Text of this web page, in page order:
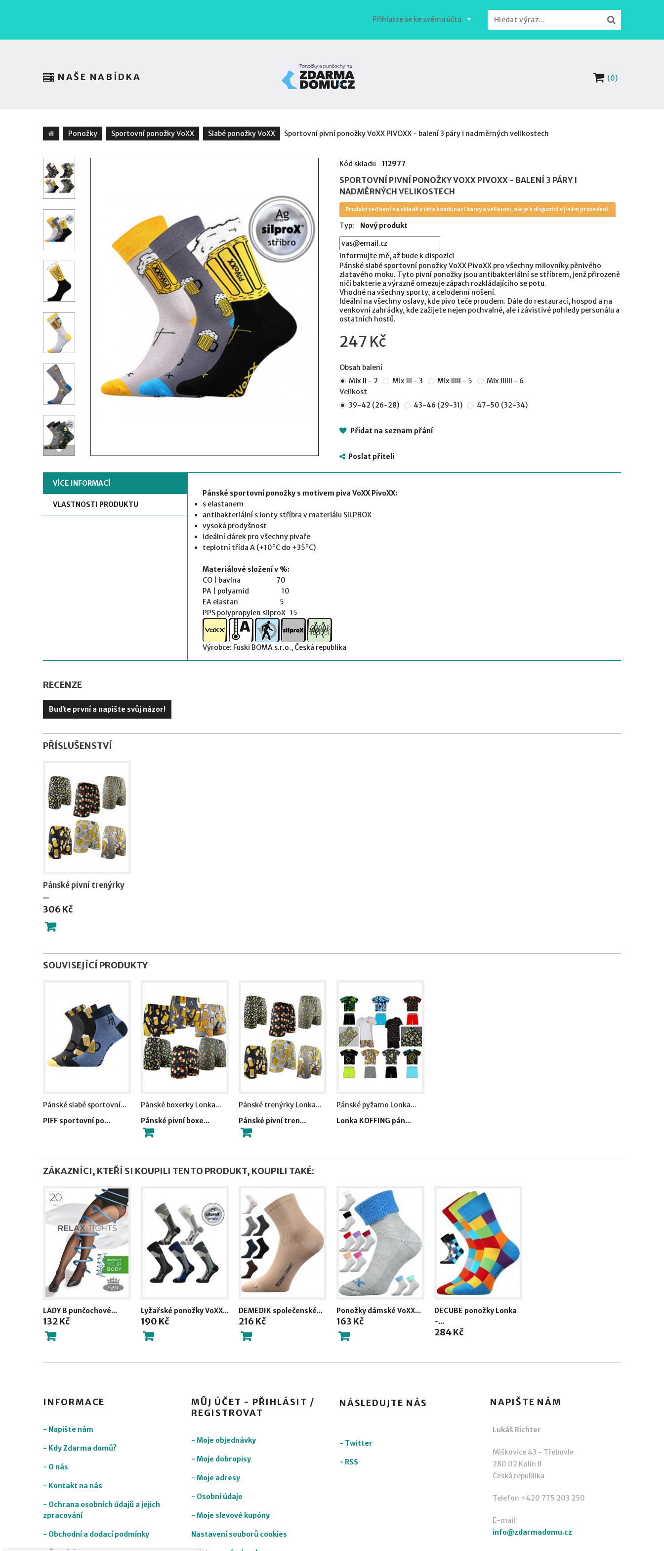
Přihlaste se ke svému účtu
(0)
NAŠE NABÍDKA
Ponožky Sportovní ponožky VoXX Slabé ponožky VoXX Sportovní pivní ponožky VoXX PIVOXX - balení 3 páry i nadměrných velikostech
Kód skladu 112977
SPORTOVNÍ PIVNÍ PONOŽKY VOXX PIVOXX - BALENÍ 3 PÁRY I
NADMĚRNÝCH VELIKOSTECH
Produkt teď není na skladě v této kombinaci barvy a velikosti, ale je k dispozici v jiném provedení.
Typ: Nový produkt
Informujte mě, až bude k dispozici
Pánské slabé sportovní ponožky VoXX PivoXX pro všechny milovníky pěnivého
zlatavého moku. Tyto pivní ponožky jsou antibakteriální se stříbrem, jenž přirozeně
ničí bakterie a výrazně omezuje zápach rozkládajícího se potu.
Vhodné na všechny sporty, a celodenní nošení.
Ideální na všechny oslavy, kde pivo teče proudem. Dále do restaurací, hospod a na
venkovní zahrádky, kde zažijete nejen pochvalné, ale i závistivé pohledy personálu a
ostatních hostů.
247 Kč
Obsah balení
Mix II - 2
Mix III - 3 Mix IIIII - 5
Mix IIIIII - 6
Velikost
39-42 (26-28)
43-46 (29-31) 47-50 (32-34)
Přidat na seznam přání
Poslat příteli
VÍCE INFORMACÍ
VLASTNOSTI PRODUKTU
Pánské sportovní ponožky s motivem piva VoXX PivoXX:
s elastanem
antibakteriální s ionty stříbra v materiálu SILPROX
vysoká prodyšnost
ideální dárek pro všechny pivaře
teplotní třída A (+10°C do +35°C)
Materiálové složení v %:
CO | bavlna 70
PA | polyamid 10
EA elastan 5
PPS polypropylen silproX 15
Výrobce: Fuski BOMA s.r.o., Česká republika
RECENZE
Buďte první a napište svůj názor!
PŘÍSLUŠENSTVÍ
Pánské pivní trenýrky
...
306 Kč
SOUVISEJÍCÍ PRODUKTY
Pánské slabé sportovní...
PIFF sportovní po...
Pánské boxerky Lonka...
Pánské pivní boxe...
Pánské trenýrky Lonka...
Pánské pivní tren...
Pánské pyžamo Lonka...
Lonka KOFFING pán...
ZÁKAZNÍCI, KTEŘÍ SI KOUPILI TENTO PRODUKT, KOUPILI TAKÉ:
LADY B punčochové...
132 Kč
Lyžařské ponožky VoXX...
190 Kč
DEMEDIK společenské...
216 Kč
Ponožky dámské VoXX...
163 Kč
DECUBE ponožky Lonka
-...
284 Kč
INFORMACE
- Napište nám
- Kdy Zdarma domů?
- O nás
- Kontakt na nás
- Ochrana osobních údajů a jejich
zpracování
- Obchodní a dodací podmínky
MŮJ ÚČET - PŘIHLÁSIT /
REGISTROVAT
- Moje objednávky
- Moje dobropisy
- Moje adresy
- Osobní údaje
- Moje slevové kupóny
Nastavení souborů cookies
NÁSLEDUJTE NÁS
- Twitter
- RSS
NAPIŠTE NÁM
Lukáš Richter
Miškovice 43 - Třebovle
280 02 Kolín II
Česká republika
Telefon +420 775 203 250
E-mail:
info@zdarmadomu.cz